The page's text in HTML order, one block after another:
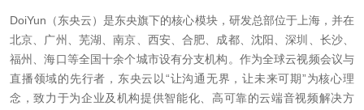
DoiYun（东央云）是东央旗下的核心模块，研发总部位于上海，并在
北京、广州、芜湖、南京、西安、合肥、成都、沈阳、深圳、长沙、
福州、海口等全国十余个城市设有分支机构。作为全球云视频会议与
直播领域的先行者，东央云以“让沟通无界，让未来可期”为核心理
念，致力于为企业及机构提供智能化、高可靠的云端音视频解决方